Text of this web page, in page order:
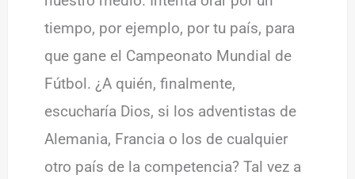
tiempo, por ejemplo, por tu país, para
que gane el Campeonato Mundial de
Fútbol. ¿A quién, finalmente,
escucharía Dios, si los adventistas de
Alemania, Francia o los de cualquier
otro país de la competencia? Tal vez a